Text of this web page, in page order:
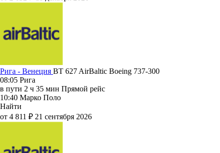
Рига - Венеция BT 627 AirBaltic Boeing 737-300
08:05 Рига
в пути 2 ч 35 мин Прямой рейс
10:40 Марко Поло
Найти
от 4 811 ₽ 21 сентября 2026